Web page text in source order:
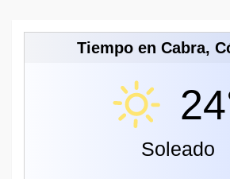
Tiempo en Cabra,
Soleado